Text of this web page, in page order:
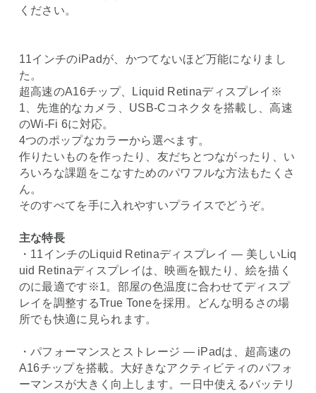
ください。
11インチのiPadが、かつてないほど万能になりまし
た。
超高速のA16チップ、Liquid Retinaディスプレイ※
1、先進的なカメラ、USB-Cコネクタを搭載し、高速
のWi-Fi 6に対応。
4つのポップなカラーから選べます。
作りたいものを作ったり、友だちとつながったり、い
ろいろな課題をこなすためのパワフルな方法もたくさ
ん。
そのすべてを手に入れやすいプライスでどうぞ。
主な特長
・11インチのLiquid Retinaディスプレイ ― 美しいLiq
uid Retinaディスプレイは、映画を観たり、絵を描く
のに最適です※1。部屋の色温度に合わせてディスプ
レイを調整するTrue Toneを採用。どんな明るさの場
所でも快適に見られます。
・パフォーマンスとストレージ ― iPadは、超高速の
A16チップを搭載。大好きなアクティビティのパフォ
ーマンスが大きく向上します。一日中使えるバッテリ